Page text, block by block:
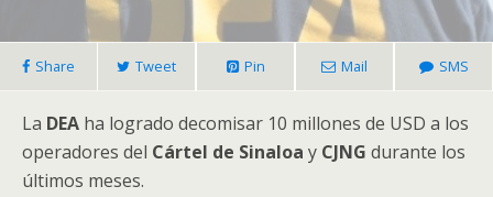
Share Tweet Pin Mail SMS
La DEA ha logrado decomisar 10 millones de USD a los
operadores del Cártel de Sinaloa y CJNG durante los
últimos meses.